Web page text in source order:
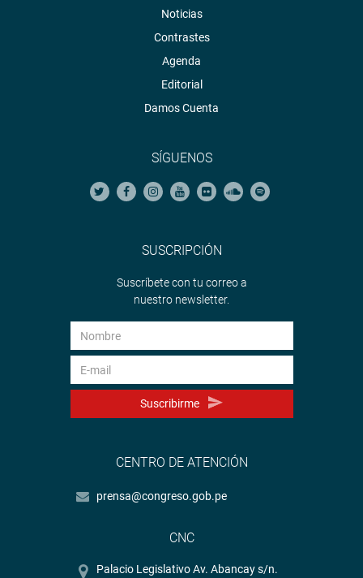
Noticias
Contrastes
Agenda
Editorial
Damos Cuenta
SÍGUENOS
SUSCRIPCIÓN
Suscríbete con tu correo a
nuestro newsletter.
Suscribirme
CENTRO DE ATENCIÓN
prensa@congreso.gob.pe
CNC
Palacio Legislativo Av. Abancay s/n.